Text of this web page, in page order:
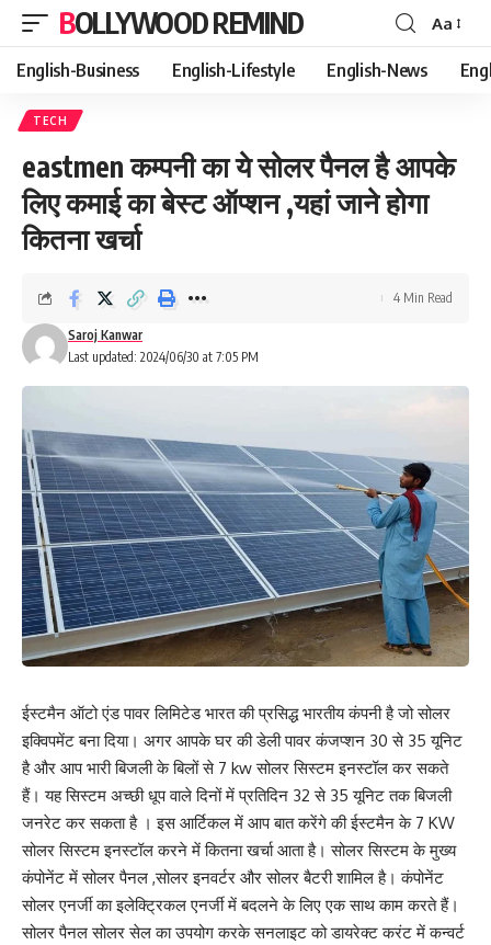
BOLLYWOOD REMIND
Font
Resizer
Aa
English-Business English-Lifestyle English-News
TECH
eastmen कम्पनी का ये सोलर पैनल है आपके
लिए कमाई का बेस्ट ऑप्शन ,यहां जाने होगा
कितना खर्चा
Last updated: 2024/06/30 at 7:05 PM
Saroj Kanwar
4 Min Read
ईस्टमैन ऑटो एंड पावर लिमिटेड भारत की प्रसिद्ध भारतीय कंपनी है जो सोलर
इक्विपमेंट बना दिया। अगर आपके घर की डेली पावर कंजप्शन 30 से 35 यूनिट
है और आप भारी बिजली के बिलों से 7 kw सोलर सिस्टम इनस्टॉल कर सकते
हैं। यह सिस्टम अच्छी धूप वाले दिनों में प्रतिदिन 32 से 35 यूनिट तक बिजली
जनरेट कर सकता है । इस आर्टिकल में आप बात करेंगे की ईस्टमैन के 7 KW
सोलर सिस्टम इनस्टॉल करने में कितना खर्चा आता है। सोलर सिस्टम के मुख्य
कंपोनेंट में सोलर पैनल ,सोलर इनवर्टर और सोलर बैटरी शामिल है। कंपोनेंट
सोलर एनर्जी का इलेक्ट्रिकल एनर्जी में बदलने के लिए एक साथ काम करते हैं।
सोलर पैनल सोलर सेल का उपयोग करके सनलाइट को डायरेक्ट करंट में कन्वर्ट